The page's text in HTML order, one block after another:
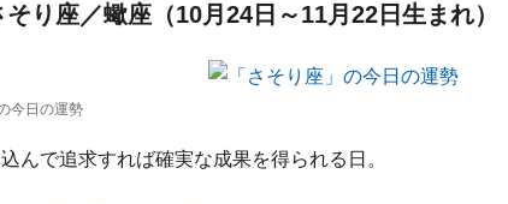
り座／蠍座（10月24日～11月22日生まれ）
今日の運勢
んで追求すれば確実な成果を得られる日。